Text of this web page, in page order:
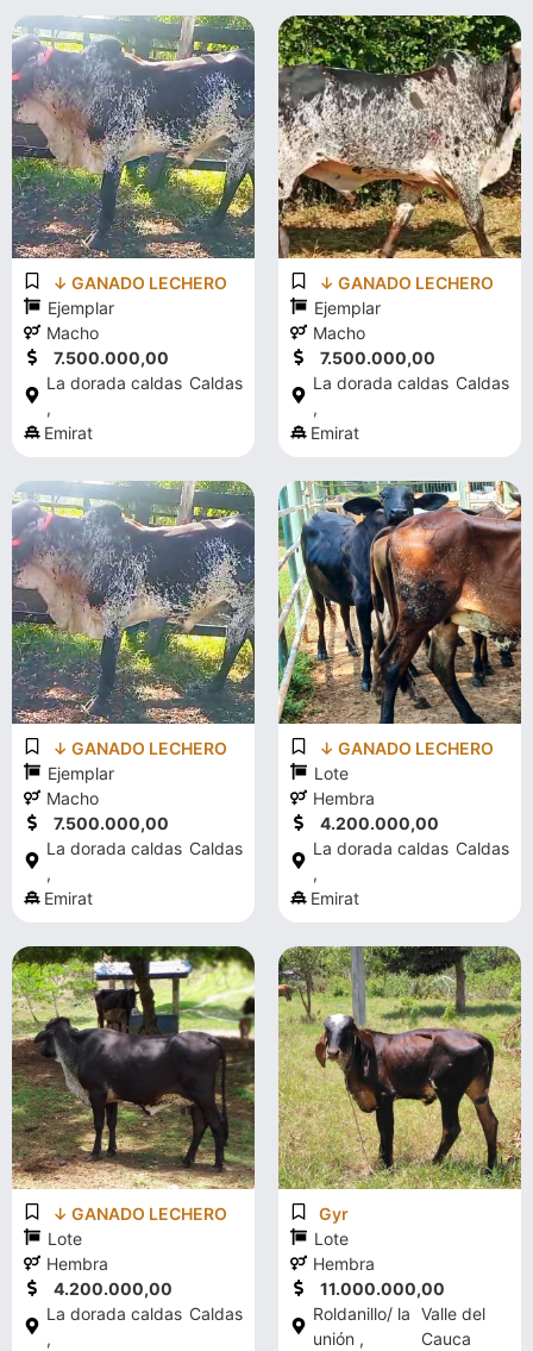
↓ GANADO LECHERO
Ejemplar
Macho
7.500.000,00
La dorada caldas
,
Caldas
Emirat
↓ GANADO LECHERO
Ejemplar
Macho
7.500.000,00
La dorada caldas
,
Caldas
Emirat
↓ GANADO LECHERO
Ejemplar
Macho
7.500.000,00
La dorada caldas
,
Caldas
Emirat
↓ GANADO LECHERO
Lote
Hembra
4.200.000,00
La dorada caldas
,
Caldas
Emirat
↓ GANADO LECHERO
Lote
Hembra
4.200.000,00
La dorada caldas
,
Caldas
Gyr
Lote
Hembra
11.000.000,00
Roldanillo/ la
unión ,
Valle del
Cauca